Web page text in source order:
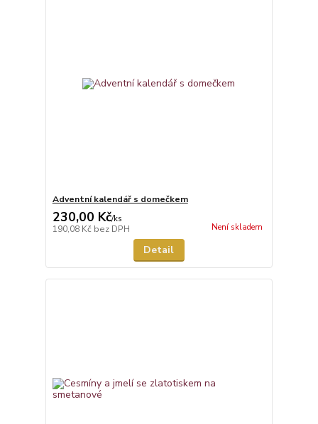
Adventní kalendář s domečkem
230,00 Kč/ks
190,08 Kč bez DPH Není skladem
Detail